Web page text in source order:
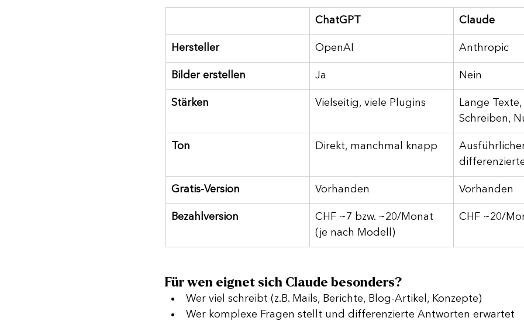
ChatGPT Claude
Hersteller OpenAI Anthropic
Bilder erstellen Ja Nein
Stärken Vielseitig, viele Plugins
Lange
Schreiben,
Ton Direkt, manchmal knapp
Gratis-Version Vorhanden Vorhanden
Bezahlversion
CHF ~7 bzw. ~20/Monat
(je nach Modell)
CHF ~20/
Für wen eignet sich Claude besonders?
Wer viel schreibt (z.B. Mails, Berichte, Blog-Artikel, Konzepte)
Wer komplexe Fragen stellt und differenzierte Antworten erwartet